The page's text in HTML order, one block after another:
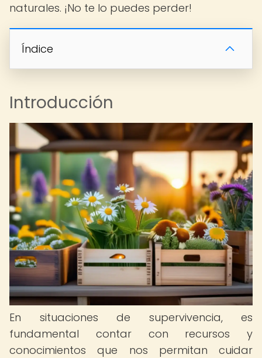
naturales. ¡No te lo puedes perder!
Índice
Introducción
En situaciones de supervivencia, es
fundamental contar con recursos y
conocimientos que nos permitan cuidar